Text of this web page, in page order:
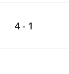
4- 1